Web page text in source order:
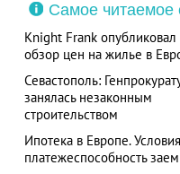
Самое читаемое
Knight Frank
обзор цен на жилье в
Севастополь:
занялась незаконным
строительством
Ипотека в Европе.
платежеспособность